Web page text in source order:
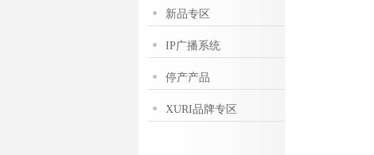
新品专区
IP广播系统
停产产品
XURI品牌专区